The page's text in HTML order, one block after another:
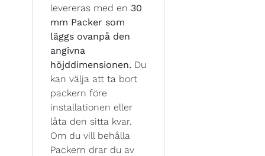
levereras med en 30
mm Packer som
läggs ovanpå den
angivna
höjddimensionen. Du
kan välja att ta bort
packern före
installationen eller
låta den sitta kvar.
Om du vill behålla
Packern drar du av